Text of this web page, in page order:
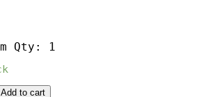
Qty: 1
Add to cart